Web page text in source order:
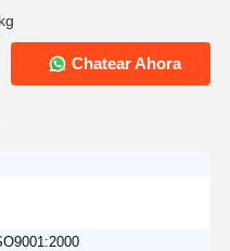
Chatear Ahora